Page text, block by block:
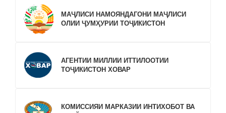
МАҶЛИСИ НАМОЯНДАГОНИ МАҶЛИСИ
ОЛИИ ҶУМҲУРИИ ТОҶИКИСТОН
АГЕНТИИ МИЛЛИИ ИТТИЛООТИИ
ТОҶИКИСТОН ХОВАР
КОМИССИЯИ МАРКАЗИИ ИНТИХОБОТ ВА